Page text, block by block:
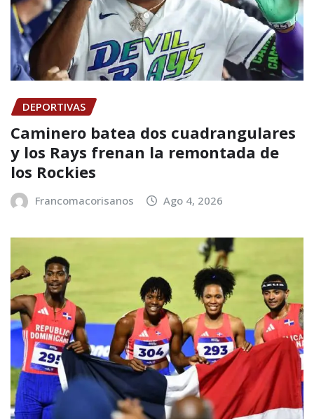
DEPORTIVAS
Caminero batea dos cuadrangulares
y los Rays frenan la remontada de
los Rockies
Francomacorisanos Ago 4, 2026